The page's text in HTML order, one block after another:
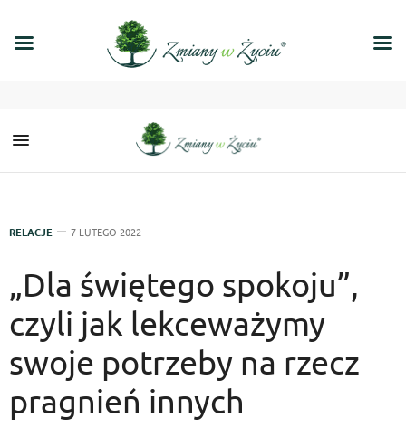
RELACJE 7 LUTEGO 2022
„Dla świętego spokoju”,
czyli jak lekceważymy
swoje potrzeby na rzecz
pragnień innych